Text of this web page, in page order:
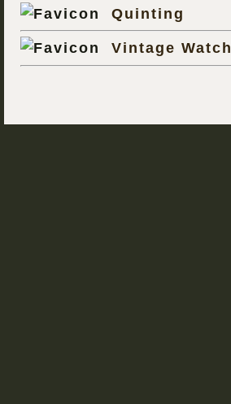
Quinting
Vintage Watch